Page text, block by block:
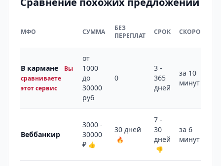
МФО СУММА
БЕЗ
ПЕРЕПЛАТ
СРОК СКОРОСТЬ
В кармане
Вы
сравниваете
этот сервис
от
1000
до
30000
руб
0
3 -
365
дней
за 10
минут
Веббанкир
3000 -
30000
₽ 👍
30 дней
🔥
7 -
30
дней
👎
за 6
минут